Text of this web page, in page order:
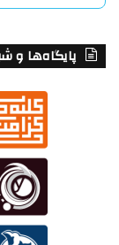
پایگاه‌ها و